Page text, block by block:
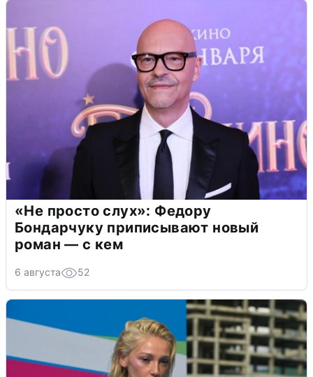
«Не просто слух»: Федору
Бондарчуку приписывают новый
роман — с кем
6 августа 52